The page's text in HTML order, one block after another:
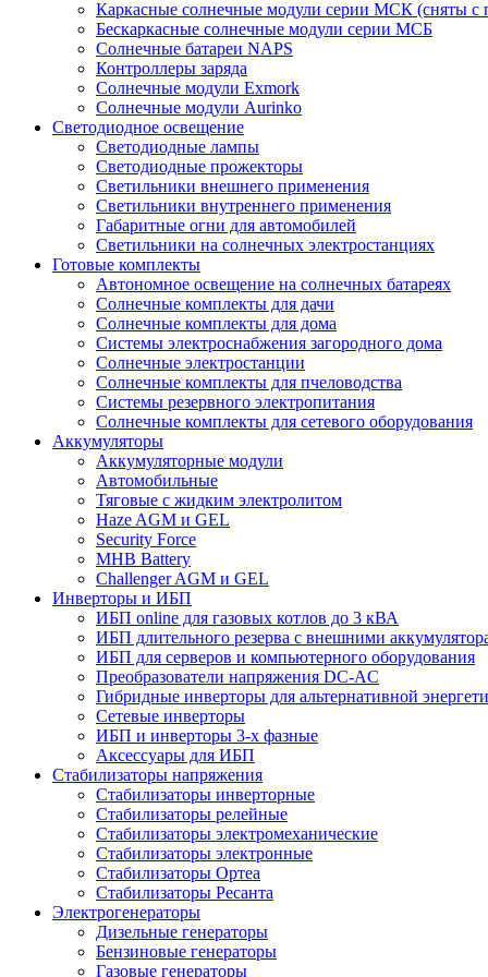
Каркасные солнечные модули серии МСК (сняты с
Бескаркасные солнечные модули серии МСБ
Солнечные батареи NAPS
Контроллеры заряда
Солнечные модули Exmork
Солнечные модули Aurinko
Светодиодное освещение
Светодиодные лампы
Светодиодные прожекторы
Светильники внешнего применения
Светильники внутреннего применения
Габаритные огни для автомобилей
Светильники на солнечных электростанциях
Готовые комплекты
Автономное освещение на солнечных батареях
Солнечные комплекты для дачи
Солнечные комплекты для дома
Системы электроснабжения загородного дома
Cолнечные электростанции
Солнечные комплекты для пчеловодства
Системы резервного электропитания
Солнечные комплекты для сетевого оборудования
Аккумуляторы
Аккумуляторные модули
Автомобильные
Тяговые с жидким электролитом
Haze AGM и GEL
Security Force
MHB Battery
Challenger AGM и GEL
Инверторы и ИБП
ИБП online для газовых котлов до 3 кВА
ИБП длительного резерва с внешними
ИБП для серверов и компьютерного оборудования
Преобразователи напряжения DC-AC
Гибридные инверторы для альтернативной
Сетевые инверторы
ИБП и инверторы 3-х фазные
Аксессуары для ИБП
Стабилизаторы напряжения
Стабилизаторы инверторные
Стабилизаторы релейные
Стабилизаторы электромеханические
Стабилизаторы электронные
Стабилизаторы Ортеа
Стабилизаторы Ресанта
Электрогенераторы
Дизельные генераторы
Бензиновые генераторы
Газовые генераторы